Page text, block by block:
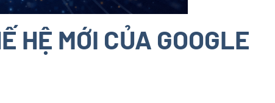
MỚI CỦA GOOGLE